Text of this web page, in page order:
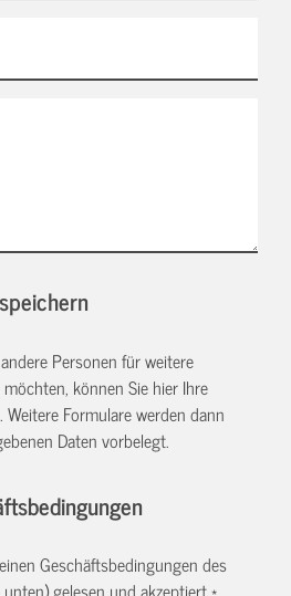
Personen für weitere
können Sie hier Ihre
Weitere Formulare werden dann
Daten vorbelegt.
Geschäftsbedingungen des